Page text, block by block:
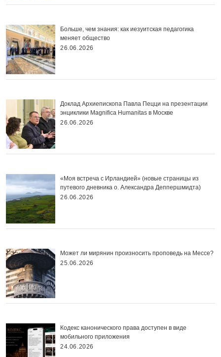
Больше, чем знания: как иезуитская педагогика
меняет общество
26.06.2026
Доклад Архиепископа Павла Пецци на презентации
энциклики Magnifica Нumanitas в Москве
26.06.2026
«Моя встреча с Ирландией» (новые страницы из
путевого дневника о. Александра Деппершмидта)
26.06.2026
Может ли мирянин произносить проповедь на Мессе?
25.06.2026
Кодекс канонического права доступен в виде
мобильного приложения
24.06.2026